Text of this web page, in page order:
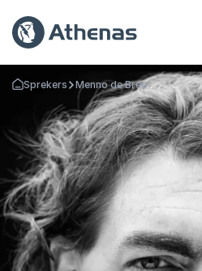
Terug naar de startpagina
Sprekers Menno de Bree